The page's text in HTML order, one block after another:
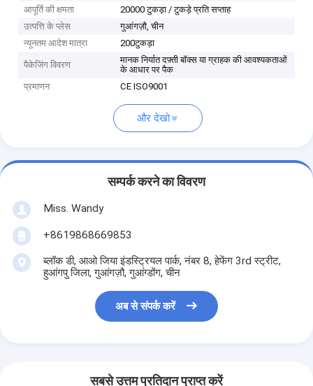
आपूर्ति की क्षमता
20000 टुकड़ा / टुकड़े प्रति सप्ताह
उत्पत्ति के प्लेस
गुआंगज़ौ, चीन
न्यूनतम आदेश मात्रा
200टुकड़ा
पैकेजिंग विवरण
मानक निर्यात दफ़्ती बॉक्स या ग्राहक की आवश्यकताओं
के आधार पर पैक
प्रमाणन
CE ISO9001
और देखो
सम्पर्क करने का विवरण
Miss. Wandy
+8619868669853
ब्लॉक डी, आओ जिया इंडस्ट्रियल पार्क, नंबर 8, हेफेंग 3rd स्ट्रीट,
हुआंगपु जिला, गुआंगज़ौ, गुआंग्डोंग, चीन
अब से संपर्क करें
सबसे उत्तम प्रतिदान प्राप्त करें